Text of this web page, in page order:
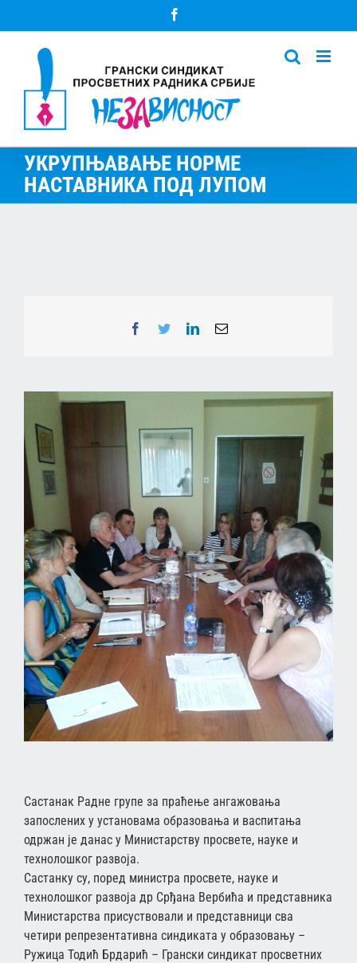
to
УКРУПЊАВАЊЕ НОРМЕ
НАСТАВНИКА ПОД ЛУПОМ
Facebook
TwitterLinkedInEmail
Састанак Радне групе за праћење ангажовања
запослених у установама образовања и васпитања
одржан је данас у Министарству просвете, науке и
технолошког развоја.
Састанку су, поред министра просвете, науке и
технолошког развоја др Срђана Вербића и представника
Министарства присуствовали и представници сва
четири репрезентативна синдиката у образовању –
Ружица Тодић Брдарић – Грански синдикат просветних